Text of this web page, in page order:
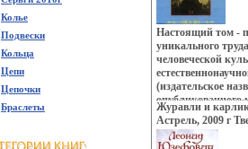
Колье
Подвески
Кольца
Цепи
Цепочки
Браслеты
Настоящий том -
уникального
человеческой
(издательское
1924-1932 годах
использовал свои
в области
Журавли и
Астрель, 2009 г
ISBN 978-5-17-